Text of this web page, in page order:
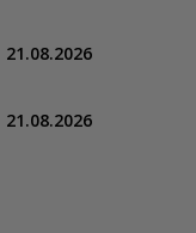
21.08.2026
21.08.2026